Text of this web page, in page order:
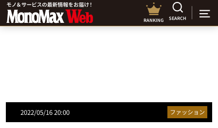
RANKING SEARCH
2022/05/16 20:00 ファッション